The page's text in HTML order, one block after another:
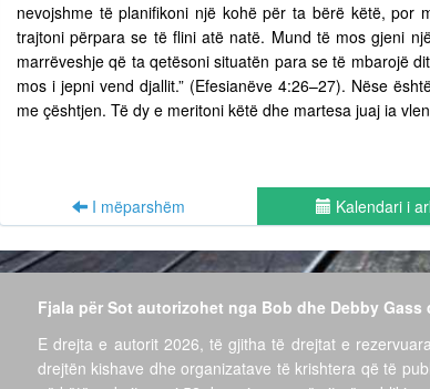
nevojshme të planifikoni një kohë për ta bërë këtë, por
trajtoni përpara se të flini atë natë. Mund të mos gjeni
marrëveshje që ta qetësoni situatën para se të mbarojë
mos i jepni vend djallit.” (Efesianëve 4:26–27). Nëse
me çështjen. Të dy e meritoni këtë dhe martesa juaj ia
I mëparshëm Kalendari i
Fjala për Sot autorizohet nga Bob dhe Debby
E drejta e autorit 2026, të gjitha të drejtat e
drejtën kishave dhe organizatave të krishtera që të